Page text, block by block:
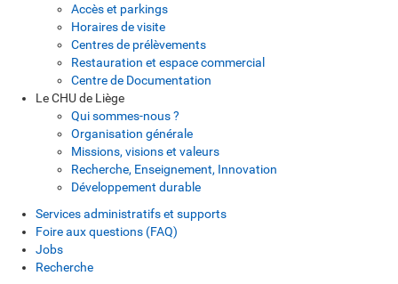
Accès et parkings
Horaires de visite
Centres de prélèvements
Restauration et espace commercial
Centre de Documentation
Le CHU de Liège
Qui sommes-nous ?
Organisation générale
Missions, visions et valeurs
Recherche, Enseignement, Innovation
Développement durable
Services administratifs et supports
Foire aux questions (FAQ)
Jobs
Recherche